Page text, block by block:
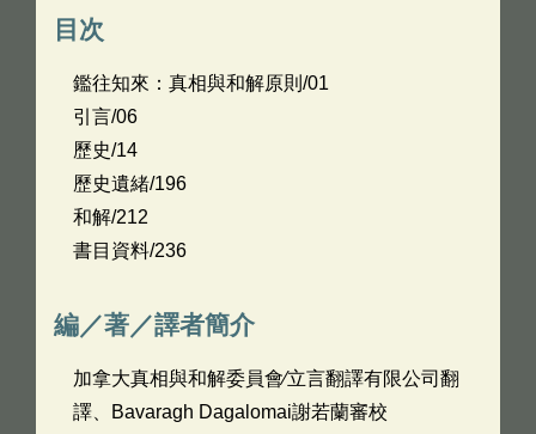
目次
鑑往知來：真相與和解原則/01
引言/06
歷史/14
歷史遺緒/196
和解/212
書目資料/236
編／著／譯者簡介
加拿大真相與和解委員會∕立言翻譯有限公司翻
譯、Bavaragh Dagalomai謝若蘭審校